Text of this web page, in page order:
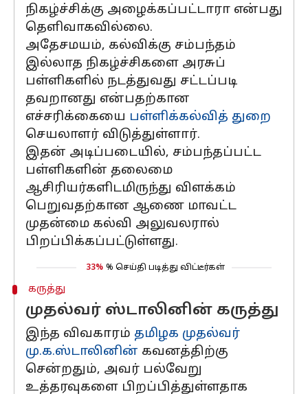
நிகழ்ச்சிக்கு அழைக்கப்பட்டாரா என்பது
தெளிவாகவில்லை.
அதேசமயம், கல்விக்கு சம்பந்தம்
இல்லாத நிகழ்ச்சிகளை அரசுப்
பள்ளிகளில் நடத்துவது சட்டப்படி
தவறானது என்பதற்கான
எச்சரிக்கையை பள்ளிக்கல்வித் துறை
செயலாளர் விடுத்துள்ளார்.
இதன் அடிப்படையில், சம்பந்தப்பட்ட
பள்ளிகளின் தலைமை
ஆசிரியர்களிடமிருந்து விளக்கம்
பெறுவதற்கான ஆணை மாவட்ட
முதன்மை கல்வி அலுவலரால்
பிறப்பிக்கப்பட்டுள்ளது.
33% % செய்தி படித்து விட்டீர்கள்
கருத்து
முதல்வர் ஸ்டாலினின் கருத்து
இந்த விவகாரம் தமிழக முதல்வர்
மு.க.ஸ்டாலினின் கவனத்திற்கு
சென்றதும், அவர் பல்வேறு
உத்தரவுகளை பிறப்பித்துள்ளதாக